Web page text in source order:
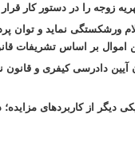
زوجه را در دستور کار
نماید و توان
بر اساس تشریفات
کیفری: بر اساس ماده‌ی ۵۲۹
دیگر از کاربردهای